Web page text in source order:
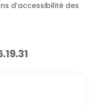
d’accessibilité des